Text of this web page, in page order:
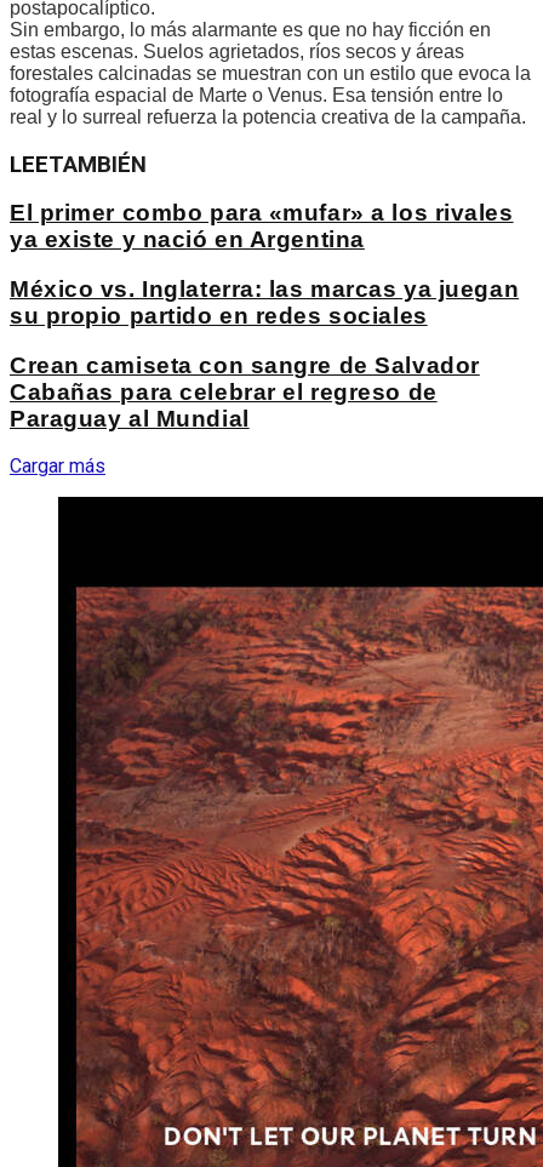
postapocalíptico.
Sin embargo, lo más alarmante es que no hay ficción en
estas escenas. Suelos agrietados, ríos secos y áreas
forestales calcinadas se muestran con un estilo que evoca la
fotografía espacial de Marte o Venus. Esa tensión entre lo
real y lo surreal refuerza la potencia creativa de la campaña.
LEETAMBIÉN
El primer combo para «mufar» a los rivales
ya existe y nació en Argentina
México vs. Inglaterra: las marcas ya juegan
su propio partido en redes sociales
Crean camiseta con sangre de Salvador
Cabañas para celebrar el regreso de
Paraguay al Mundial
Cargar más